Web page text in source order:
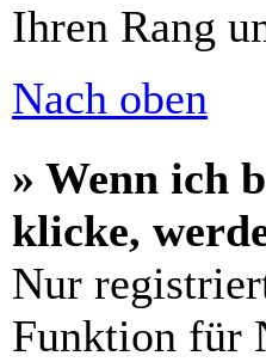
Ihren Rang
Nach oben
» Wenn ich
klicke,
Nur
Funktion für